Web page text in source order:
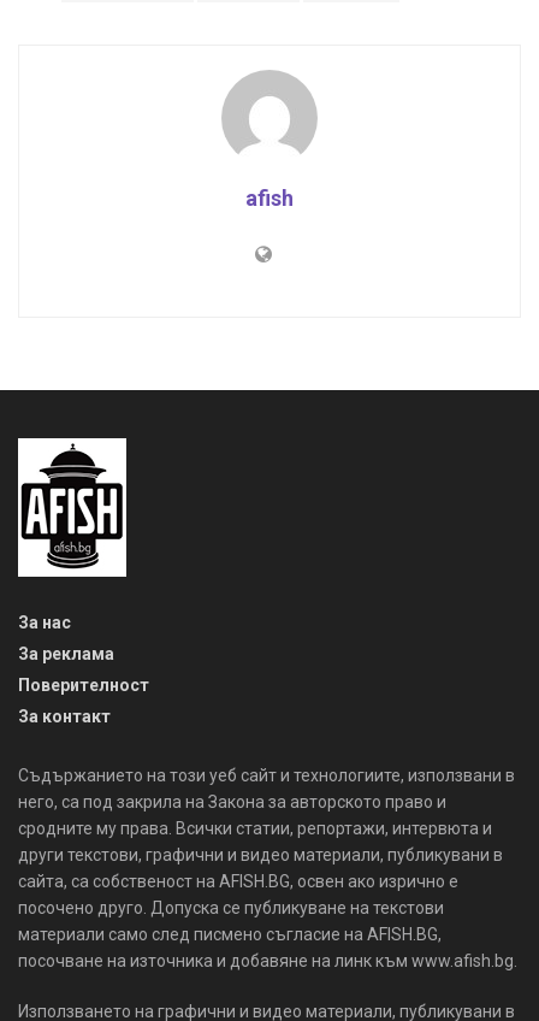
afish
За нас
За реклама
Поверителност
За контакт
Съдържанието на този уеб сайт и технологиите, използвани в
него, са под закрила на Закона за авторското право и
сродните му права. Всички статии, репортажи, интервюта и
други текстови, графични и видео материали, публикувани в
сайта, са собственост на AFISH.BG, освен ако изрично е
посочено друго. Допуска се публикуване на текстови
материали само след писмено съгласие на AFISH.BG,
посочване на източника и добавяне на линк към www.afish.bg.
Използването на графични и видео материали, публикувани в